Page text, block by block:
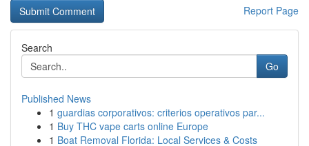
Report Page
Search
Go
Published News
1 guardias corporativos: criterios operativos par...
1 Buy THC vape carts online Europe
1 Boat Removal Florida: Local Services & Costs